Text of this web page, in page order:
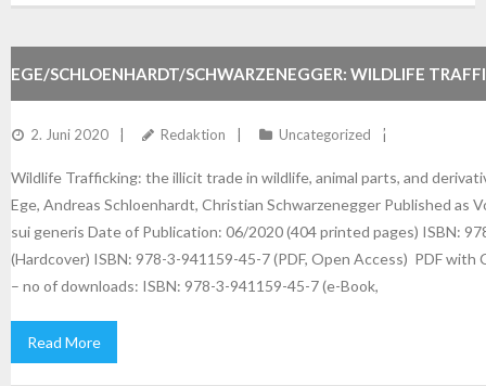
EGE/SCHLOENHARDT/SCHWARZENEGGER: WILDLIFE
ILLICIT TRADE IN WILDLIFE, ANIMAL PARTS, AND
2. Juni 2020 Redaktion Uncategorized
Wildlife Trafficking: the illicit trade in wildlife, animal parts, and
Ege, Andreas Schloenhardt, Christian Schwarzenegger Published as
sui generis Date of Publication: 06/2020 (404 printed pages) ISBN:
(Hardcover) ISBN: 978-3-941159-45-7 (PDF, Open Access) PDF with
– no of downloads: ISBN: 978-3-941159-45-7 (e-Book,
Read More